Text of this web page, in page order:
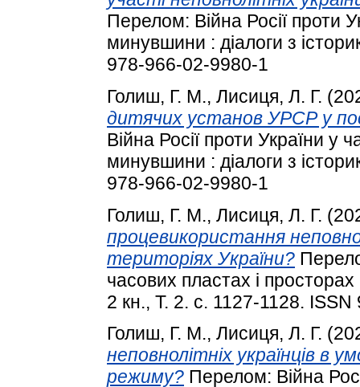
Перелом: Війна Росії проти
минувшини : діалоги з
978-966-02-9980-1
Голиш, Г. М., Лисиця, Л. Г.
дитячих установ УРСР у
Війна Росії проти України у
минувшини : діалоги з
978-966-02-9980-1
Голиш, Г. М., Лисиця, Л. Г.
процевикористання
територіях України?
часових пластах і
2 кн., Т. 2. с. 1127-1128.
Голиш, Г. М., Лисиця, Л. Г.
неповнолітніх українців в
режиму? Перелом: Війна